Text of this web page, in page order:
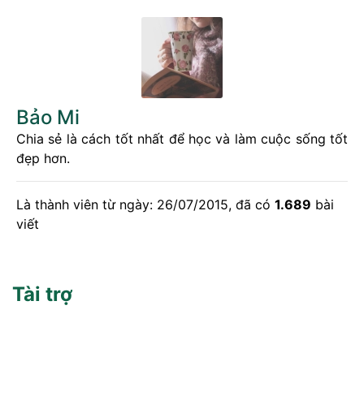
Bảo Mi
Chia sẻ là cách tốt nhất để học và làm cuộc sống tốt
đẹp hơn.
Là thành viên từ ngày: 26/07/2015, đã có 1.689 bài
viết
Tài trợ